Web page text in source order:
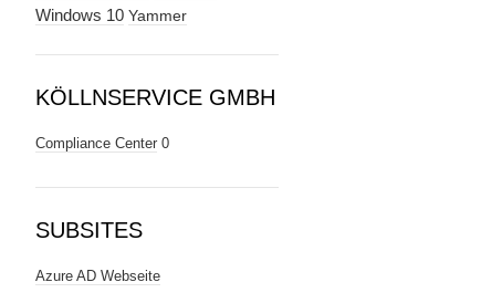
Windows 10 Yammer
KÖLLNSERVICE GMBH
Compliance Center 0
SUBSITES
Azure AD Webseite